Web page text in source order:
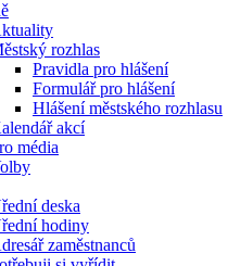
rozhlas
Pravidla pro hlášení
Formulář pro hlášení
Hlášení městského rozhlasu
akcí
média
deska
hodiny
zaměstnanců